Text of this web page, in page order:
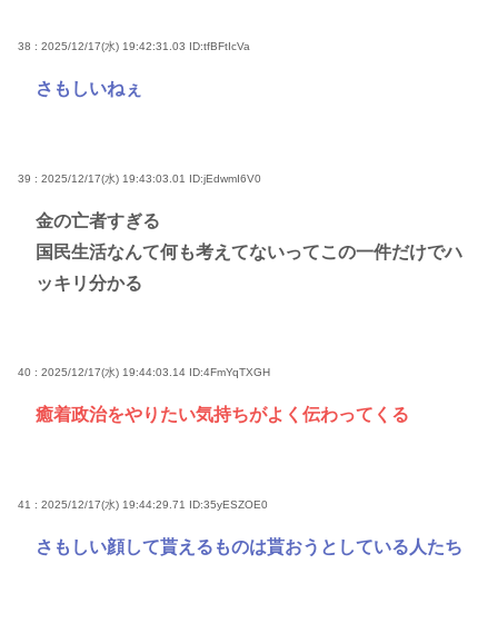
38 : 2025/12/17(水) 19:42:31.03 ID:tfBFtIcVa
さもしいねぇ
39 : 2025/12/17(水) 19:43:03.01 ID:jEdwmI6V0
金の亡者すぎる
国民生活なんて何も考えてないってこの一件だけでハ
ッキリ分かる
40 : 2025/12/17(水) 19:44:03.14 ID:4FmYqTXGH
癒着政治をやりたい気持ちがよく伝わってくる
41 : 2025/12/17(水) 19:44:29.71 ID:35yESZOE0
さもしい顔して貰えるものは貰おうとしている人たち